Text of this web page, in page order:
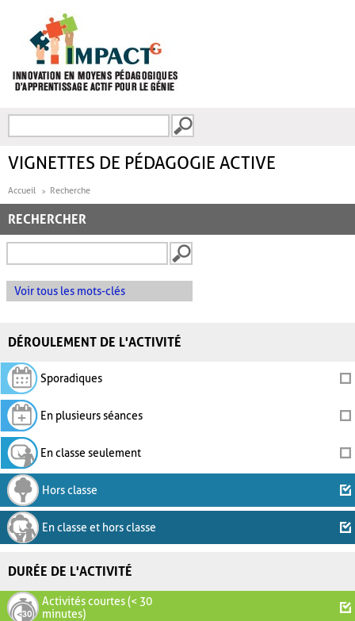
FORMULAIRE DE
VIGNETTES DE PÉDAGOGIE ACTIVE
Accueil Recherche
RECHERCHER
Voir tous les mots-clés
DÉROULEMENT DE L'ACTIVITÉ
Sporadiques
En plusieurs séances
En classe seulement
Hors classe
En classe et hors classe
DURÉE DE L'ACTIVITÉ
Activités courtes (< 30
minutes)